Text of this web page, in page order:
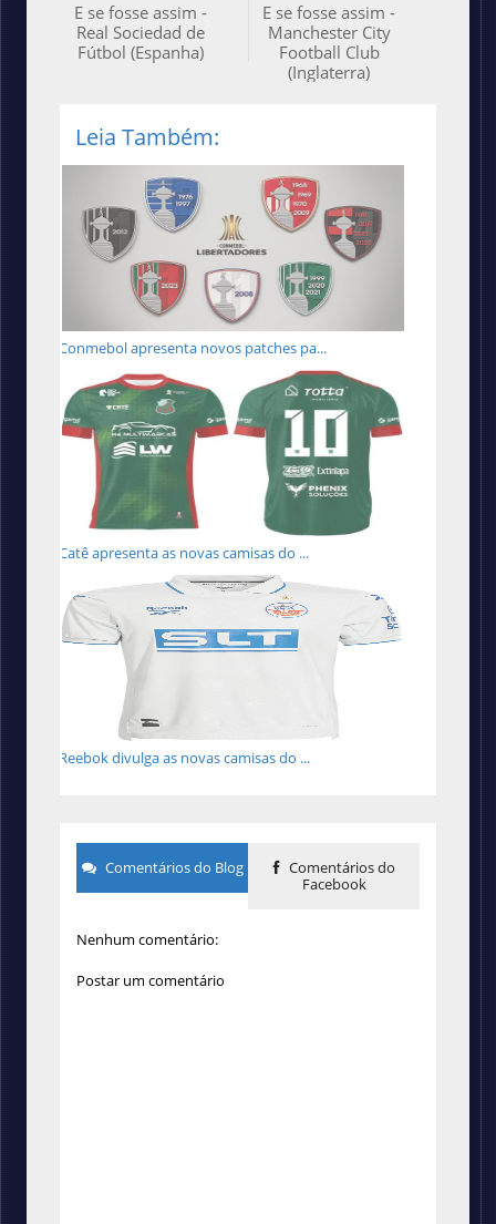
E se fosse assim -
Manchester City
Football Club
(Inglaterra)
E se fosse assim -
Real Sociedad de
Fútbol (Espanha)
Leia Também:
Conmebol apresenta novos patches pa...
Catê apresenta as novas camisas do ...
Reebok divulga as novas camisas do ...
Comentários do Blog
Comentários do
Facebook
Nenhum comentário:
Postar um comentário